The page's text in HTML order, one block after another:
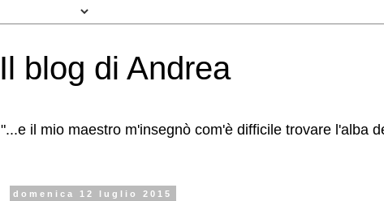
Il blog di Andrea
"...e il mio maestro m'insegnò com'è difficile trovare l'alba
domenica 12 luglio 2015